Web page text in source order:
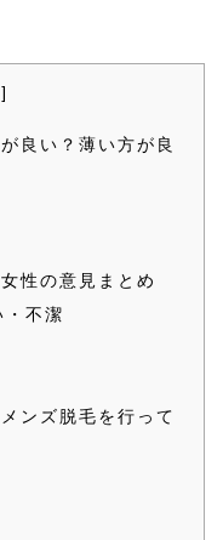
]
良い？薄い方が良
性の意見まとめ
不潔
ンズ脱毛を行って